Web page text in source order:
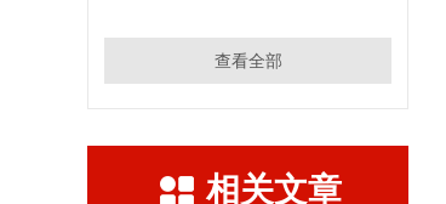
查看全部
相关文章